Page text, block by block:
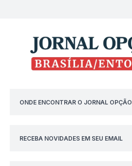
ONDE ENCONTRAR O JORNAL OPÇÃO
RECEBA NOVIDADES EM SEU EMAIL